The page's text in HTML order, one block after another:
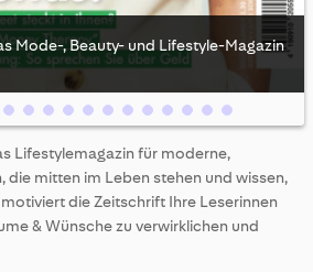
Mode-, Beauty- und Lifestyle-Magazin
Lifestylemagazin für moderne,
die mitten im Leben stehen und wissen,
die Zeitschrift Ihre Leserinnen
& Wünsche zu verwirklichen und